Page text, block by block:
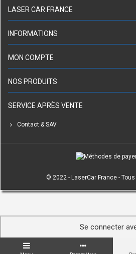
LASER CAR FRANCE
INFORMATIONS
MON COMPTE
NOS PRODUITS
SERVICE APRÈS VENTE
Contact & SAV
© 2022 - LaserCar France -
Se connecter